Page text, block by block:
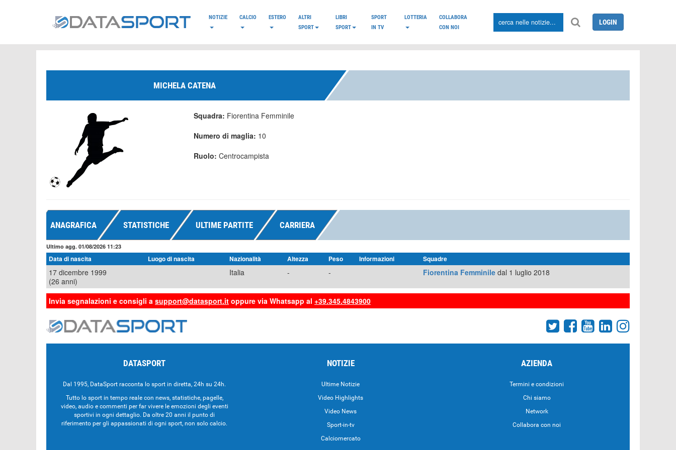
NOTIZIE CALCIO ESTERO
ALTRI
SPORT
LIBRI
SPORT
SPORT
IN TV
LOTTERIA
COLLABORA
CON NOI
LOGIN
MICHELA CATENA
Squadra: Fiorentina Femminile
Numero di maglia: 10
Ruolo: Centrocampista
ANAGRAFICA STATISTICHE ULTIME PARTITE CARRIERA
Ultimo agg. 01/08/2026 11:23
Data di nascita Luogo di nascita Nazionalità Altezza Peso Informazioni Squadre
17 dicembre 1999
(26 anni)
Italia - - Fiorentina Femminile dal 1 luglio 2018
Invia segnalazioni e consigli a support@datasport.it oppure via Whatsapp al +39.345.4843900
DATASPORT
Dal 1995, DataSport racconta lo sport in diretta, 24h su 24h.
Tutto lo sport in tempo reale con news, statistiche, pagelle,
video, audio e commenti per far vivere le emozioni degli eventi
sportivi in ogni dettaglio. Da oltre 20 anni il punto di
riferimento per gli appassionati di ogni sport, non solo calcio.
NOTIZIE
Ultime Notizie
Video Highlights
Video News
Sport-in-tv
Calciomercato
AZIENDA
Termini e condizioni
Chi siamo
Network
Collabora con noi